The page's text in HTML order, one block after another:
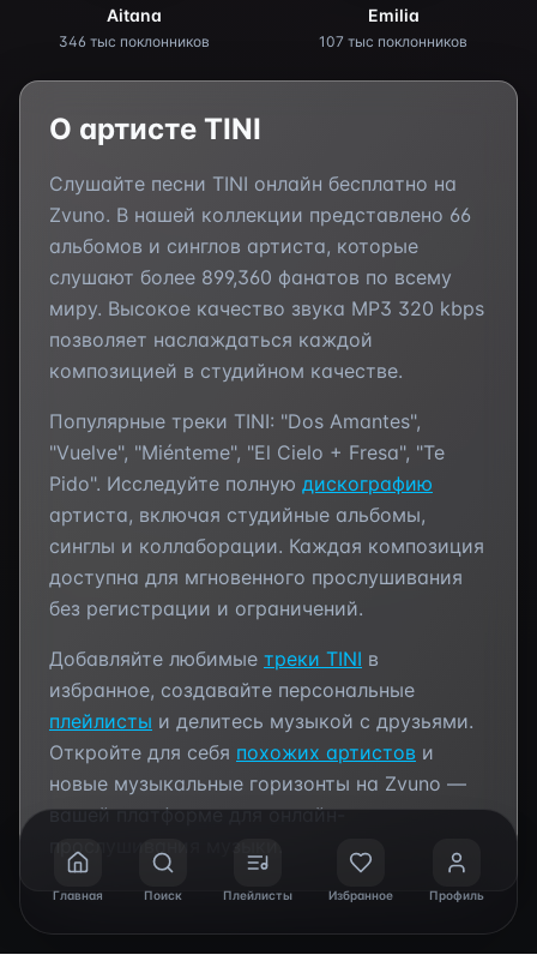
Aitana
346 тыс поклонников
Emilia
107 тыс поклонников
О артисте TINI
Слушайте песни TINI онлайн бесплатно на
Zvuno. В нашей коллекции представлено 66
альбомов и синглов артиста, которые
слушают более 899,360 фанатов по всему
миру. Высокое качество звука MP3 320 kbps
позволяет наслаждаться каждой
композицией в студийном качестве.
Популярные треки TINI: "Dos Amantes",
"Vuelve", "Miénteme", "El Cielo + Fresa", "Te
Pido". Исследуйте полную дискографию
артиста, включая студийные альбомы,
синглы и коллаборации. Каждая композиция
доступна для мгновенного прослушивания
без регистрации и ограничений.
Добавляйте любимые треки TINI в
избранное, создавайте персональные
плейлисты и делитесь музыкой с друзьями.
Откройте для себя похожих артистов и
новые музыкальные горизонты на Zvuno —
вашей платформе для онлайн-
прослушивания музыки.
Главная Поиск Плейлисты Избранное Профиль